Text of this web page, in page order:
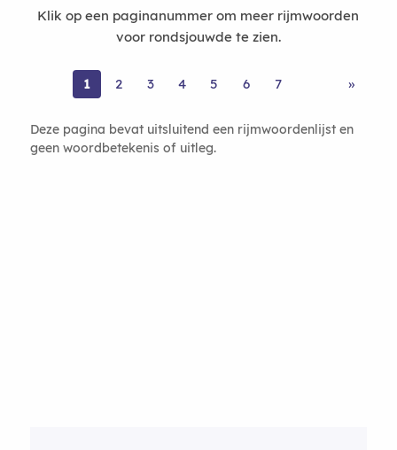
Klik op een paginanummer om meer rijmwoorden
voor rondsjouwde te zien.
1 2 3 4 5 6 7 »
Deze pagina bevat uitsluitend een rijmwoordenlijst en
geen woordbetekenis of uitleg.